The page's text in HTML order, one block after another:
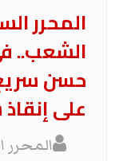
المحرر
الشعب..
حسن
على